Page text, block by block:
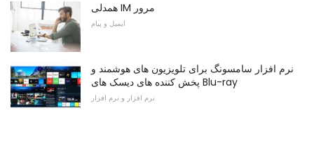
همدلی IM مرور
ایمیل و پیام
نرم افزار سامسونگ برای تلویزیون های هوشمند و
پخش کننده های دیسک های Blu-ray
نرم افزار و نرم افزار